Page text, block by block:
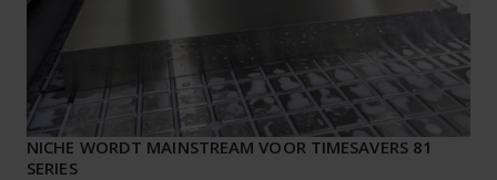
NICHE WORDT MAINSTREAM VOOR TIMESAVERS 81
SERIES